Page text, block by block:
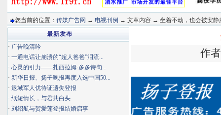
您当前的位置： 传媒广告网 → 电视刊例 → 文章内容 → 坐着不动，也会被安静
作
最新发布
· 广告晚清吟
· 一通电话让崩溃的“超人爸爸”泪流...
· 心灵的引力——扎西拉姆·多多诗句...
· 新华日报、扬子晚报再度入选中国50...
· 退域军人优待证遗失登报
· 纸短情长，与君共白头
· 刘绍航与贺爱莲登报结婚启事